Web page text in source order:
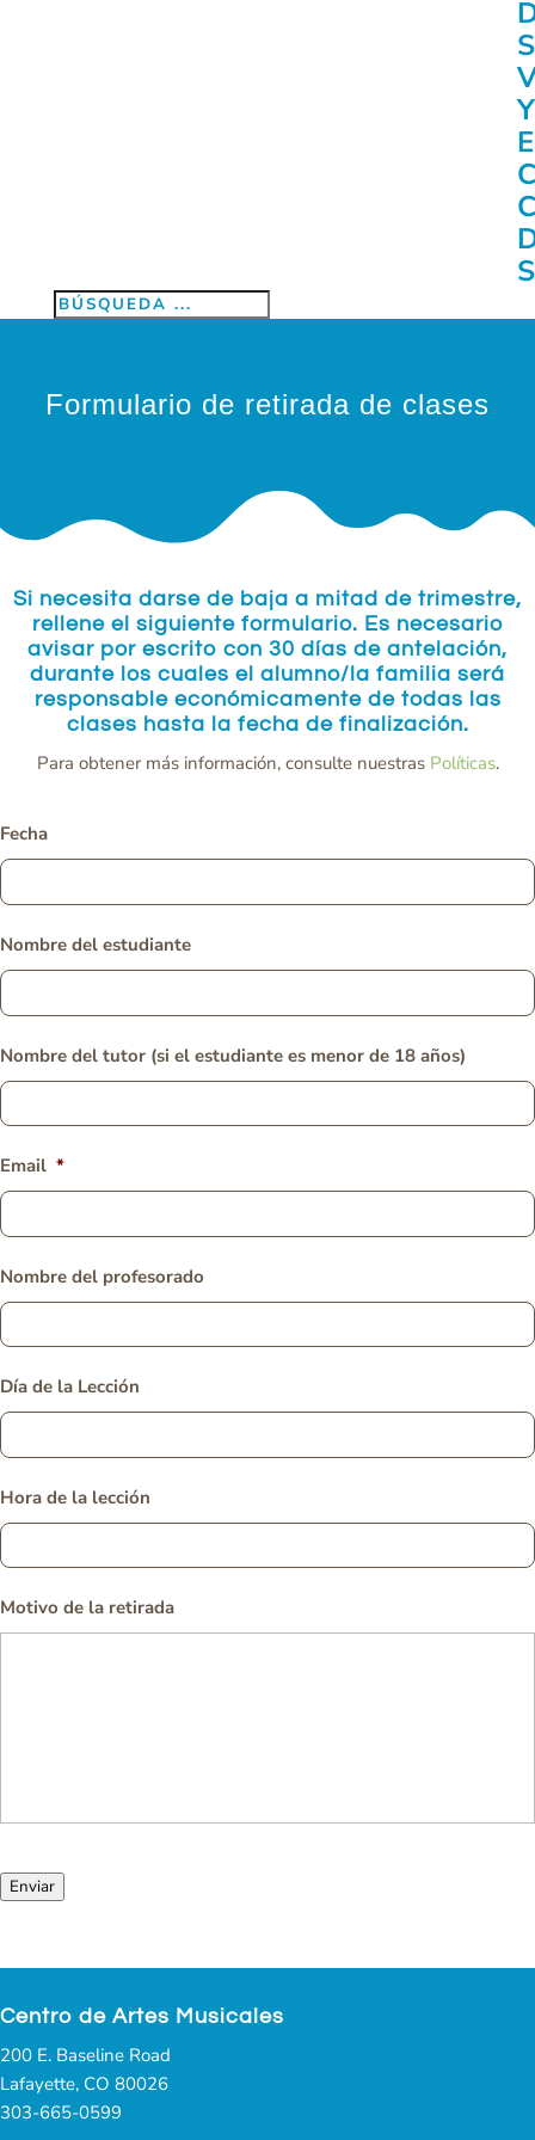
Formulario de retirada de clases
Si necesita darse de baja a mitad de trimestre,
rellene el siguiente formulario. Es necesario
avisar por escrito con 30 días de antelación,
durante los cuales el alumno/la familia será
responsable económicamente de todas las
clases hasta la fecha de finalización.
Para obtener más información, consulte nuestras Políticas.
Fecha
Nombre del estudiante
Nombre del tutor (si el estudiante es menor de 18 años)
Email *
Nombre del profesorado
Día de la Lección
Hora de la lección
Motivo de la retirada
Enviar
Centro de Artes Musicales
200 E. Baseline Road
Lafayette, CO 80026
303-665-0599